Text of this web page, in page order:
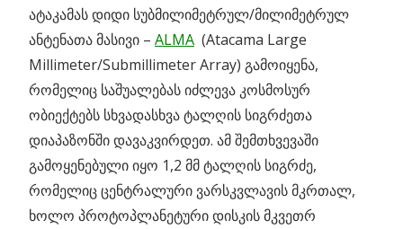
ატაკამას დიდი სუბმილიმეტრულ/მილიმეტრულ
ანტენათა მასივი – ALMA (Atacama Large
Millimeter/Submillimeter Array) გამოიყენა,
რომელიც საშუალებას იძლევა კოსმოსურ
ობიექტებს სხვადასხვა ტალღის სიგრძეთა
დიაპაზონში დავაკვირდეთ. ამ შემთხვევაში
გამოყენებული იყო 1,2 მმ ტალღის სიგრძე,
რომელიც ცენტრალური ვარსკვლავის მკრთალ,
ხოლო პროტოპლანეტური დისკის მკვეთრ